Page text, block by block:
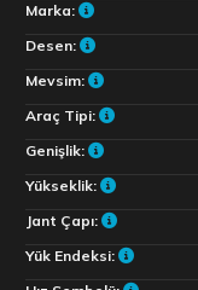
Marka:
Desen:
Mevsim:
Araç Tipi:
Genişlik:
Yükseklik:
Jant Çapı:
Yük Endeksi: